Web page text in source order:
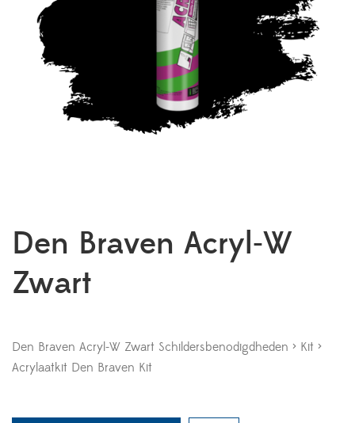
Den Braven Acryl-W
Zwart
Den Braven Acryl-W Zwart Schildersbenodigdheden > Kit >
Acrylaatkit Den Braven Kit